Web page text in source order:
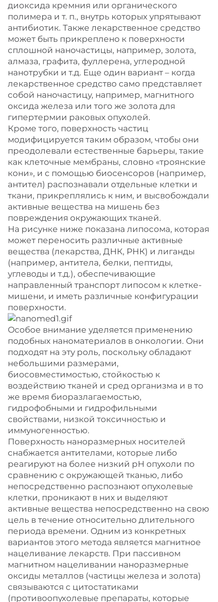
диоксида кремния или органического
полимера и т. п., внутрь которых упрятывают
антибиотик. Также лекарственное средство
может быть прикреплено к поверхности
сплошной наночастицы, например, золота,
алмаза, графита, фуллерена, углеродной
нанотрубки и т.д. Еще один вариант – когда
лекарственное средство само представляет
собой наночастицу, например, магнитного
оксида железа или того же золота для
гипертермии раковых опухолей.
Кроме того, поверхность частиц
модифицируется таким образом, чтобы они
преодолевали естественные барьеры, такие
как клеточные мембраны, словно «троянские
кони», и с помощью биосенсоров (например,
антител) распознавали отдельные клетки и
ткани, прикреплялись к ним, и высвобождали
активные вещества на мишень без
повреждения окружающих тканей.
На рисунке ниже показана липосома, которая
может переносить различные активные
вещества (лекарства, ДНК, РНК) и лиганды
(например, антитела, белки, пептиды,
углеводы и т.д.), обеспечивающие
направленный транспорт липосом к клетке-
мишени, и иметь различные конфигурации
поверхности.
Особое внимание уделяется применению
подобных наноматериалов в онкологии. Они
подходят на эту роль, поскольку обладают
небольшими размерами,
биосовместимостью, стойкостью к
воздействию тканей и сред организма и в то
же время биоразлагаемостью,
гидрофобными и гидрофильными
свойствами, низкой токсичностью и
иммуногенностью.
Поверхность наноразмерных носителей
снабжается антителами, которые либо
реагируют на более низкий рН опухоли по
сравнению с окружающей тканью, либо
непосредственно распознают опухолевые
клетки, проникают в них и выделяют
активные вещества непосредственно на свою
цель в течение относительно длительного
периода времени. Одним из конкретных
вариантов этого метода является магнитное
нацеливание лекарств. При пассивном
магнитном нацеливании наноразмерные
оксиды металлов (частицы железа и золота)
связываются с цитостатиками
(противоопухолевые препараты, которые